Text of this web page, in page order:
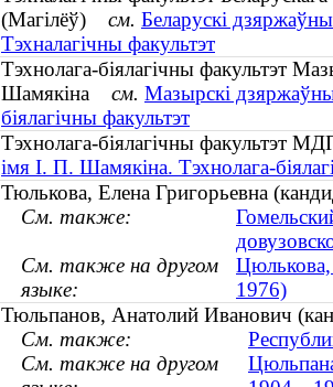
(Магілёў) см. Беларускі
Тэхналагічны факультэт
Тэхнолага-біялагічны факультэт
Шамякіна см. Мазырскі дзяржаўны
біялагічны факультэт
Тэхнолага-біялагічны
імя І. П. Шамякіна. Тэхнолага-
Тюлькова, Елена Григорьевна
См. также:
См. также на другом
языке:
Цюлькова,
1976)
Тюльпанов, Анатолий Иванович
См. также:
См. также на другом